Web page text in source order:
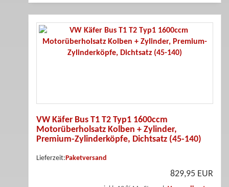
VW Käfer Bus T1 T2 Typ1 1600ccm
Motorüberholsatz Kolben + Zylinder,
Premium-Zylinderköpfe, Dichtsatz (45-140)
Lieferzeit: Paketversand
829,95 EUR